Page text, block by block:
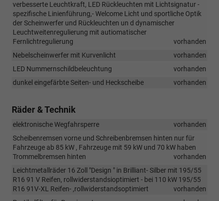
verbesserte Leuchtkraft, LED Rückleuchten mit Lichtsignatur -
spezifische Linienführung,- Welcome Licht und sportliche Optik
der Scheinwerfer und Rückleuchten un d dynamischer
Leuchtweitenregulierung mit autiomatischer
Fernlichtregulierung
vorhanden
Nebelscheinwerfer mit Kurvenlicht
vorhanden
LED Nummernschildbeleuchtung
vorhanden
dunkel eingefärbte Seiten- und Heckscheibe
vorhanden
Räder & Technik
elektronische Wegfahrsperre
vorhanden
Scheibenremsen vorne und Schreibenbremsen hinten nur für
Fahrzeuge ab 85 kW , Fahrzeuge mit 59 kW und 70 kW haben
Trommelbremsen hinten
vorhanden
Leichtmetallräder 16 Zoll "Design " in Brilliant- Silber mit 195/55
R16 91 V Reifen, rollwiderstandsioptimiert - bei 110 kW 195/55
R16 91V-XL Reifen- ,rollwiderstandsoptimiert
vorhanden